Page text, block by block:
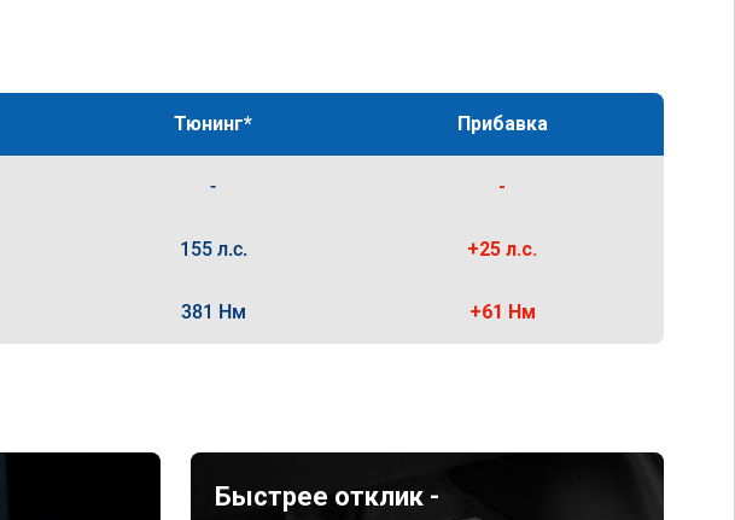
Тюнинг* Прибавка
- -
155 л.с. +25 л.с.
381 Нм +61 Нм
Быстрее отклик -